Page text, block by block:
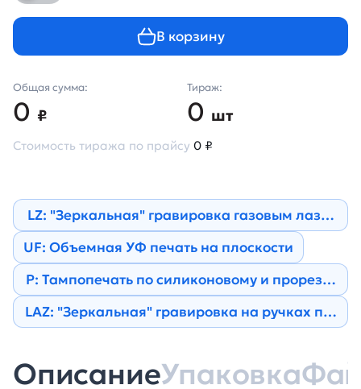
В корзину
Общая сумма:
0 ₽
Тираж:
0 шт
Стоимость тиража по прайсу 0 ₽
LZ: "Зеркальная" гравировка газовым лазером
UF: Объемная УФ печать на плоскости
Р: Тампопечать по силиконовому и
LAZ: "Зеркальная" гравировка на ручках по
ОписаниеУпаковка